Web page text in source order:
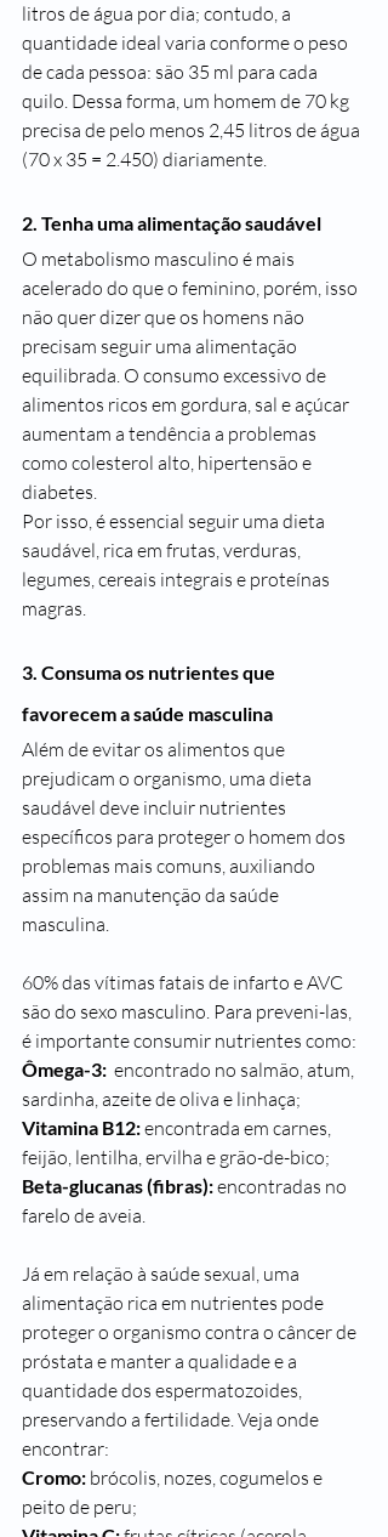
litros de água por dia; contudo, a
quantidade ideal varia conforme o peso
de cada pessoa: são 35 ml para cada
quilo. Dessa forma, um homem de 70 kg
precisa de pelo menos 2,45 litros de água
(70 x 35 = 2.450) diariamente.
2. Tenha uma alimentação saudável
O metabolismo masculino é mais
acelerado do que o feminino, porém, isso
não quer dizer que os homens não
precisam seguir uma alimentação
equilibrada. O consumo excessivo de
alimentos ricos em gordura, sal e açúcar
aumentam a tendência a problemas
como colesterol alto, hipertensão e
diabetes.
Por isso, é essencial seguir uma dieta
saudável, rica em frutas, verduras,
legumes, cereais integrais e proteínas
magras.
3. Consuma os nutrientes que
favorecem a saúde masculina
Além de evitar os alimentos que
prejudicam o organismo, uma dieta
saudável deve incluir nutrientes
específicos para proteger o homem dos
problemas mais comuns, auxiliando
assim na manutenção da saúde
masculina.
60% das vítimas fatais de infarto e AVC
são do sexo masculino. Para preveni-las,
é importante consumir nutrientes como:
Ômega-3:
  encontrado no salmão, atum,
sardinha, azeite de oliva e linhaça;
Vitamina B12: encontrada em carnes,
feijão, lentilha, ervilha e grão-de-bico;
Beta-glucanas (fibras): encontradas no
farelo de aveia.
Já em relação à saúde sexual, uma
alimentação rica em nutrientes pode
proteger o organismo contra o câncer de
próstata e manter a qualidade e a
quantidade dos espermatozoides,
preservando a fertilidade. Veja onde
encontrar:
Cromo: brócolis, nozes, cogumelos e
peito de peru;